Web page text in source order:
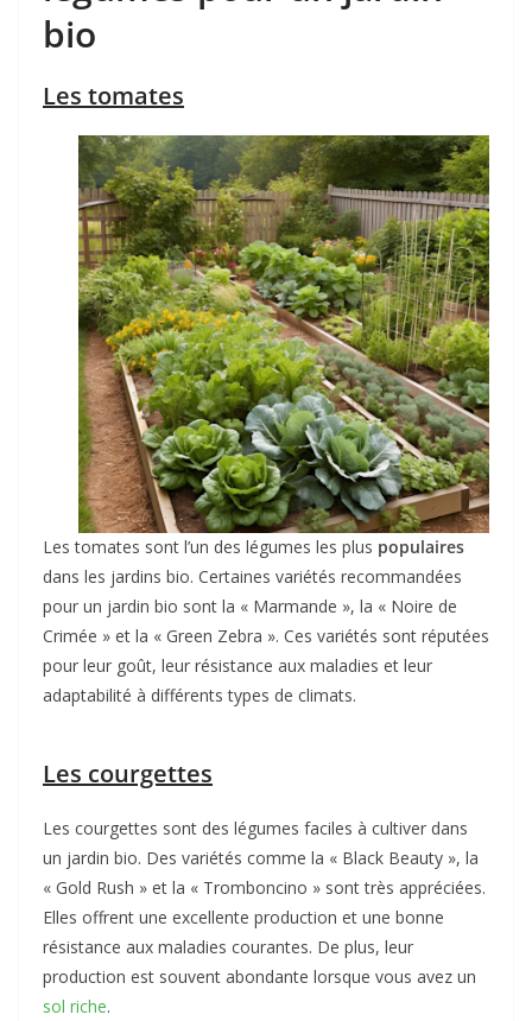
bio
Les tomates
Les tomates sont l’un des légumes les plus populaires
dans les jardins bio. Certaines variétés recommandées
pour un jardin bio sont la « Marmande », la « Noire de
Crimée » et la « Green Zebra ». Ces variétés sont réputées
pour leur goût, leur résistance aux maladies et leur
adaptabilité à différents types de climats.
Les courgettes
Les courgettes sont des légumes faciles à cultiver dans
un jardin bio. Des variétés comme la « Black Beauty », la
« Gold Rush » et la « Tromboncino » sont très appréciées.
Elles offrent une excellente production et une bonne
résistance aux maladies courantes. De plus, leur
production est souvent abondante lorsque vous avez un
sol riche.